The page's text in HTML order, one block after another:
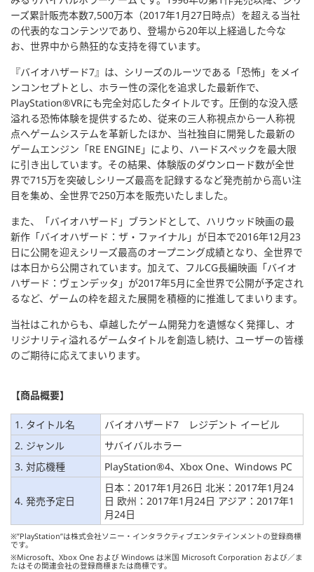
ーズ累計販売本数7,500万本（2017年1月27日時点）を超える当社
の代表的なコンテンツであり、登場から20年以上経過した今な
お、世界中から熱狂的な支持を得ています。
『バイオハザード7』は、シリーズのルーツである「恐怖」をメイ
ンコンセプトとし、ホラー性の深化を追求した最新作で、
PlayStation®VRにも完全対応したタイトルです。圧倒的な没入感
溢れる恐怖体験を提供するため、従来の三人称視点から一人称視
点へゲームシステムを革新したほか、当社独自に開発した最新の
ゲームエンジン「RE ENGINE」により、ハードスペックを最大限
に引き出しています。その結果、体験版のダウンロード数が全世
界で715万を突破しシリーズ最高を記録するなど発売前から高い注
目を集め、全世界で250万本を販売いたしました。
また、「バイオハザード」ブランドとして、ハリウッド映画の最
新作「バイオハザード：ザ・ファイナル」が日本で2016年12月23
日に公開を迎えシリーズ最高のオープニング成績となり、全世界で
は本日から公開されています。加えて、フルCG長編映画「バイオ
ハザード：ヴェンデッタ」が2017年5月に全世界で公開が予定され
るなど、ゲームの枠を超えた展開を積極的に推進してまいります。
当社はこれからも、卓越したゲーム開発力を遺憾なく発揮し、オ
リジナリティ溢れるゲームタイトルを創造し続け、ユーザーの皆様
のご期待に応えてまいります。
【商品概要】
1. タイトル名
バイオハザード7 レジデント イービル
2. ジャンル
サバイバルホラー
3. 対応機種
PlayStation®4、Xbox One、Windows PC
4. 発売予定日
日本：2017年1月26日 北米：2017年1月24
日 欧州：2017年1月24日 アジア：2017年1
月24日
※”PlayStation”は株式会社ソニー・インタラクティブエンタテインメントの登録商標
です。
※Microsoft、Xbox One および Windows は米国 Microsoft Corporation および／ま
たはその関連会社の登録商標または商標です。